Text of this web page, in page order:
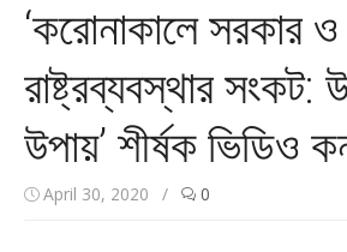
‘করোনাকালে সরকার ও
রাষ্ট্রব্যবস্থার সংকট:
উপায়’ শীর্ষক ভিডিও
April 30, 2020 / 0